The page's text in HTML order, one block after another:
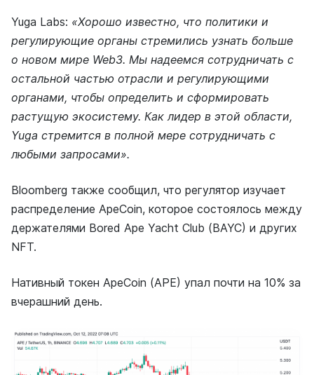
Yuga Labs: «Хорошо известно, что политики и
регулирующие органы стремились узнать больше
о новом мире Web3. Мы надеемся сотрудничать с
остальной частью отрасли и регулирующими
органами, чтобы определить и сформировать
растущую экосистему. Как лидер в этой области,
Yuga стремится в полной мере сотрудничать с
любыми запросами».
Bloomberg также сообщил, что регулятор изучает
распределение ApeCoin, которое состоялось между
держателями Bored Ape Yacht Club (BAYC) и других
NFT.
Нативный токен ApeCoin (APE) упал почти на 10% за
вчерашний день.